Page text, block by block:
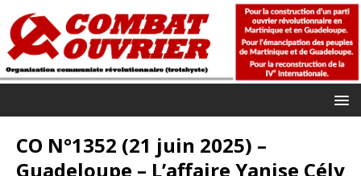
CO N°1352 (21 juin 2025) –
Guadeloupe – L’affaire Yanise Cély